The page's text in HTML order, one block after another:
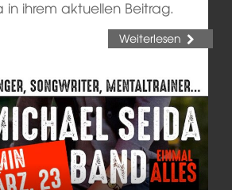
in ihrem aktuellen Beitrag.
Weiterlesen